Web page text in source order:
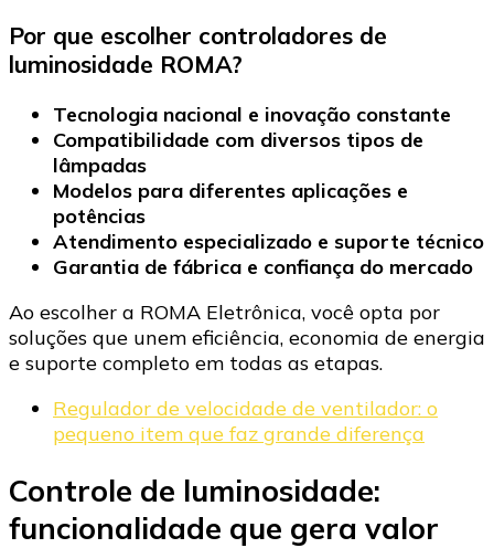
Por que escolher controladores de
luminosidade ROMA?
Tecnologia nacional e inovação constante
Compatibilidade com diversos tipos de
lâmpadas
Modelos para diferentes aplicações e
potências
Atendimento especializado e suporte técnico
Garantia de fábrica e confiança do mercado
Ao escolher a ROMA Eletrônica, você opta por
soluções que unem eficiência, economia de energia
e suporte completo em todas as etapas.
Regulador de velocidade de ventilador: o
pequeno item que faz grande diferença
Controle de luminosidade:
funcionalidade que gera valor